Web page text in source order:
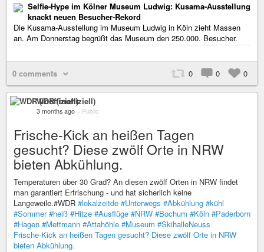
Selfie-Hype im Kölner Museum Ludwig: Kusama-Ausstellung
knackt neuen Besucher-Rekord
Die Kusama-Ausstellung im Museum Ludwig in Köln zieht Massen
an. Am Donnerstag begrüßt das Museum den 250.000. Besucher.
0 comments 0 0 0
WDR (inoffiziell)
3 months ago – Public
Frische-Kick an heißen Tagen
gesucht? Diese zwölf Orte in NRW
bieten Abkühlung.
Temperaturen über 30 Grad? An diesen zwölf Orten in NRW findet
man garantiert Erfrischung - und hat sicherlich keine
Langeweile.#WDR #lokalzeitde #Unterwegs #Abkühlung #kühl
#Sommer #heiß #Hitze #Ausflüge #NRW #Bochum #Köln #Paderborn
#Hagen #Mettmann #Attahöhle #Museum #SkihalleNeuss
Frische-Kick an heißen Tagen gesucht? Diese zwölf Orte in NRW
bieten Abkühlung.